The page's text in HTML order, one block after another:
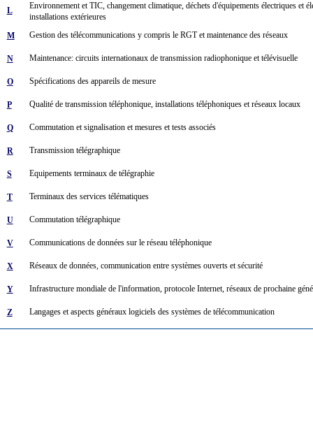
L
Environnement et TIC, changement climatique, déchets d'équipements électriques et
installations extérieures
M
Gestion des télécommunications y compris le RGT et maintenance des réseaux
N Maintenance: circuits internationaux de transmission radiophonique et télévisuelle
O Spécifications des appareils de mesure
P Qualité de transmission téléphonique, installations téléphoniques et réseaux locaux
Q Commutation et signalisation et mesures et tests associés
R Transmission télégraphique
S Equipements terminaux de télégraphie
T Terminaux des services télématiques
U Commutation télégraphique
V Communications de données sur le réseau téléphonique
X Réseaux de données, communication entre systèmes ouverts et sécurité
Y Infrastructure mondiale de l'information, protocole Internet, réseaux de prochaine
Z Langages et aspects généraux logiciels des systèmes de télécommunication